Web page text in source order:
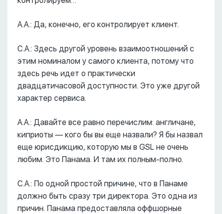
А.А.: Да, конечно, его контролирует клиент.
С.А.: Здесь другой уровень взаимоотношений с
этим номиналом у самого клиента, потому что
здесь речь идет о практически
двадцатичасовой доступности. Это уже другой
характер сервиса.
А.А.: Давайте все равно перечислим: англичане,
киприоты –– кого бы вы еще назвали? Я бы назвал
еще юрисдикцию, которую мы в GSL не очень
любим. Это Панама. И там их полным-полно.
С.А.: По одной простой причине, что в Панаме
должно быть сразу три директора. Это одна из
причин. Панама предоставляла оффшорные